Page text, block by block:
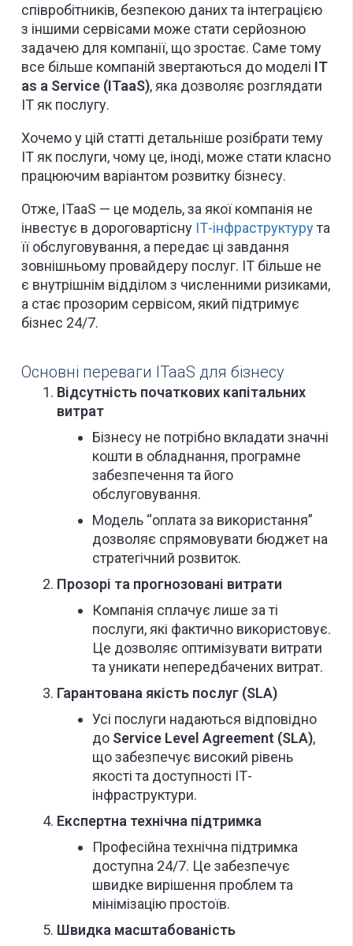
співробітників, безпекою даних та інтеграцією
з іншими сервісами може стати серйозною
задачею для компанії, що зростає. Саме тому
все більше компаній звертаються до моделі IT
as a Service (ITaaS), яка дозволяє розглядати
ІТ як послугу.
Хочемо у цій статті детальніше розібрати тему
ІТ як послуги, чому це, іноді, може стати класно
працюючим варіантом розвитку бізнесу.
Отже, ITaaS — це модель, за якої компанія не
інвестує в дороговартісну ІТ-інфраструктурута
її обслуговування, а передає ці завдання
зовнішньому провайдеру послуг. ІТ більше не
є внутрішнім відділом з численними ризиками,
а стає прозорим сервісом, який підтримує
бізнес 24/7.
Основні переваги ITaaS для бізнесу
Відсутність початкових капітальних
витрат
Бізнесу не потрібно вкладати значні
кошти в обладнання, програмне
забезпечення та його
обслуговування.
Модель “оплата за використання”
дозволяє спрямовувати бюджет на
стратегічний розвиток.
Прозорі та прогнозовані витрати
Компанія сплачує лише за ті
послуги, які фактично використовує.
Це дозволяє оптимізувати витрати
та уникати непередбачених витрат.
Гарантована якість послуг (SLA)
Усі послуги надаються відповідно
до Service Level Agreement (SLA),
що забезпечує високий рівень
якості та доступності ІТ-
інфраструктури.
Експертна технічна підтримка
Професійна технічна підтримка
доступна 24/7. Це забезпечує
швидке вирішення проблем та
мінімізацію простоїв.
Швидка масштабованість